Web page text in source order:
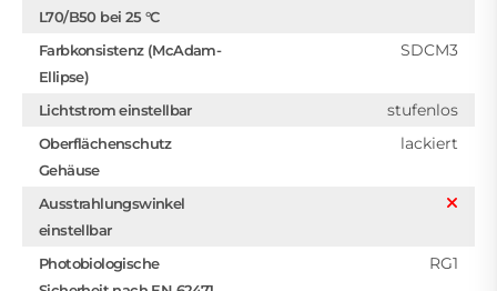
L70/B50 bei 25 °C
Farbkonsistenz (McAdam-
Ellipse)
SDCM3
Lichtstrom einstellbar stufenlos
Oberflächenschutz
Gehäuse
lackiert
Ausstrahlungswinkel
einstellbar
Photobiologische
RG1